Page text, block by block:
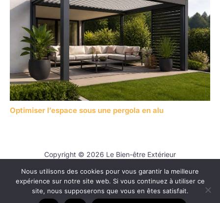
Optimiser l’espace sous une pergola en alu
Copyright © 2026 Le Bien-être Extérieur
Contact
Mentions légales
Politique de confidentialité
Nous utilisons des cookies pour vous garantir la meilleure
expérience sur notre site web. Si vous continuez à utiliser ce
site, nous supposerons que vous en êtes satisfait.